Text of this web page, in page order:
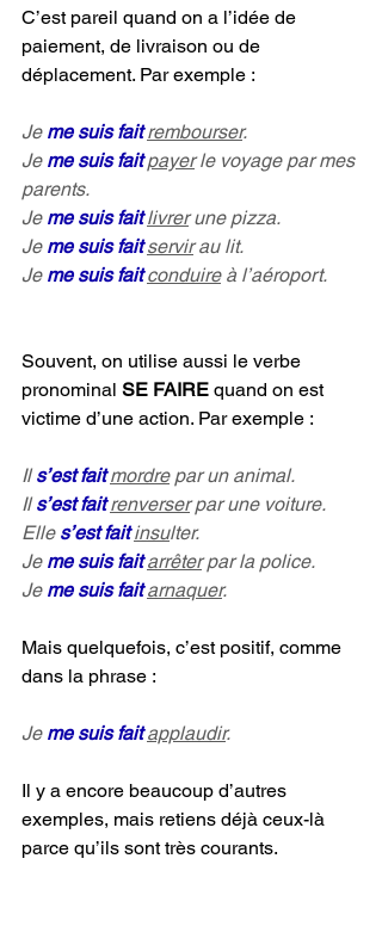
C’est pareil quand on a l’idée de
paiement, de livraison ou de
déplacement. Par exemple :
Je me suis fait rembourser.
Je me suis fait payer le voyage par mes
parents.
Je me suis fait livrer une pizza.
Je me suis fait servir au lit.
Je me suis fait conduire à l’aéroport.
Souvent, on utilise aussi le verbe
pronominal SE FAIRE quand on est
victime d’une action. Par exemple :
Il s’est fait mordre par un animal.
Il s’est fait renverser par une voiture.
Elle s’est fait insulter.
Je me suis fait arrêter par la police.
Je me suis fait arnaquer.
Mais quelquefois, c’est positif, comme
dans la phrase :
Je me suis fait applaudir.
Il y a encore beaucoup d’autres
exemples, mais retiens déjà ceux-là
parce qu’ils sont très courants.